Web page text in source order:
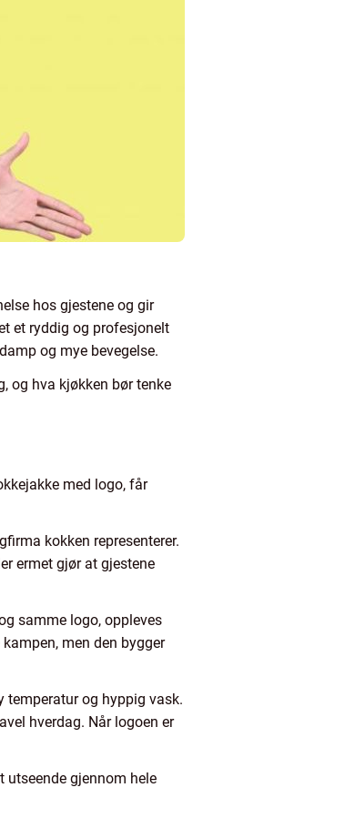
hos gjestene og gir
et ryddig og profesjonelt
og mye bevegelse.
og hva kjøkken bør tenke
med logo, får
kokken representerer.
ermet gjør at gjestene
samme logo, oppleves
men den bygger
temperatur og hyppig vask.
hverdag. Når logoen er
gjennom hele